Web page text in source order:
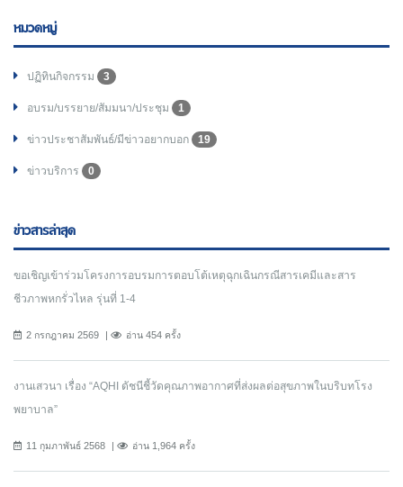
หมวดหมู่
ปฏิทินกิจกรรม 3
อบรม/บรรยาย/สัมมนา/ประชุม 1
ข่าวประชาสัมพันธ์/มีข่าวอยากบอก 19
ข่าวบริการ 0
ข่าวสารล่าสุด
ขอเชิญเข้าร่วมโครงการอบรมการตอบโต้เหตุฉุกเฉินกรณีสารเคมีและสาร
ชีวภาพหกรั่วไหล รุ่นที่ 1-4
2 กรกฎาคม 2569 อ่าน 454 ครั้ง
งานเสวนา เรื่อง “AQHI ดัชนีชี้วัดคุณภาพอากาศที่ส่งผลต่อสุขภาพในบริบทโรง
พยาบาล”
11 กุมภาพันธ์ 2568 อ่าน 1,964 ครั้ง